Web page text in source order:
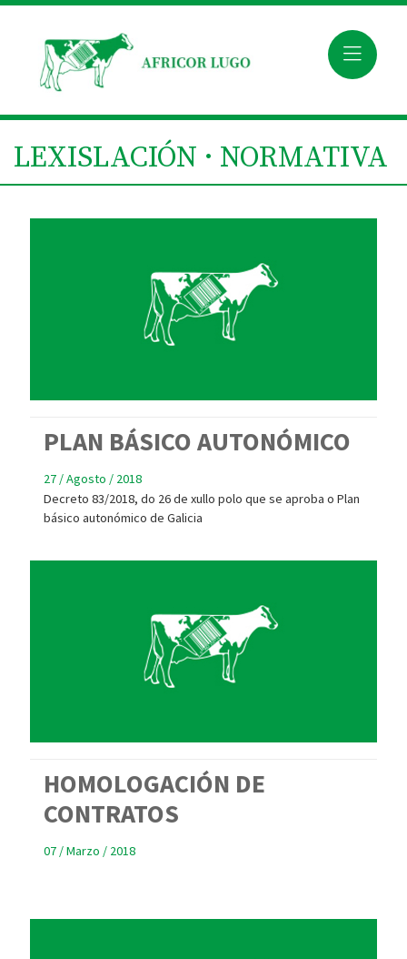
LEXISLACIÓN · NORMATIVA
PLAN BÁSICO AUTONÓMICO
27 / Agosto / 2018
Decreto 83/2018, do 26 de xullo polo que se aproba o Plan
básico autonómico de Galicia
HOMOLOGACIÓN DE
CONTRATOS
07 / Marzo / 2018